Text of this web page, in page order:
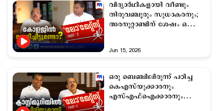
വിദ്യാര്‍ഥികളായി വീണ്ടും
തിരുവഞ്ചൂരും സുധാകരനും;
അരനൂറ്റാണ്ടിന് ശേഷം ഒന്നിച്ച്
Jun 15, 2026
ഒരു ബെഞ്ചിലിരുന്ന് പഠിച്ച
കെഎസ്‌യുക്കാരനും
എസ്എഫ്ഐക്കാരനും